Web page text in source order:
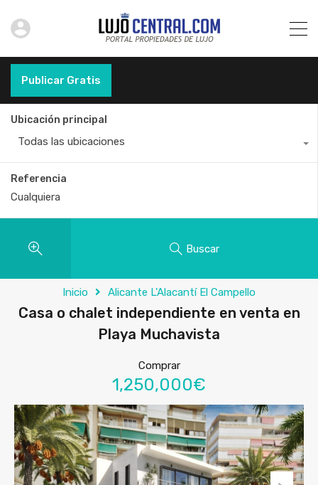
Publicar Gratis
Ubicación principal
Todas las ubicaciones
Referencia
Buscar
Inicio Alicante L'Alacantí El Campello
Casa o chalet independiente en venta en
Playa Muchavista
Comprar
1,250,000€